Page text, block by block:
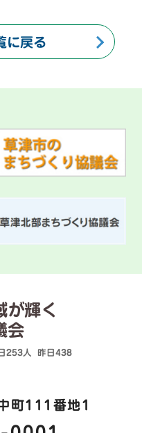
に戻る
が輝く
会
253人 昨日438
町111番地1